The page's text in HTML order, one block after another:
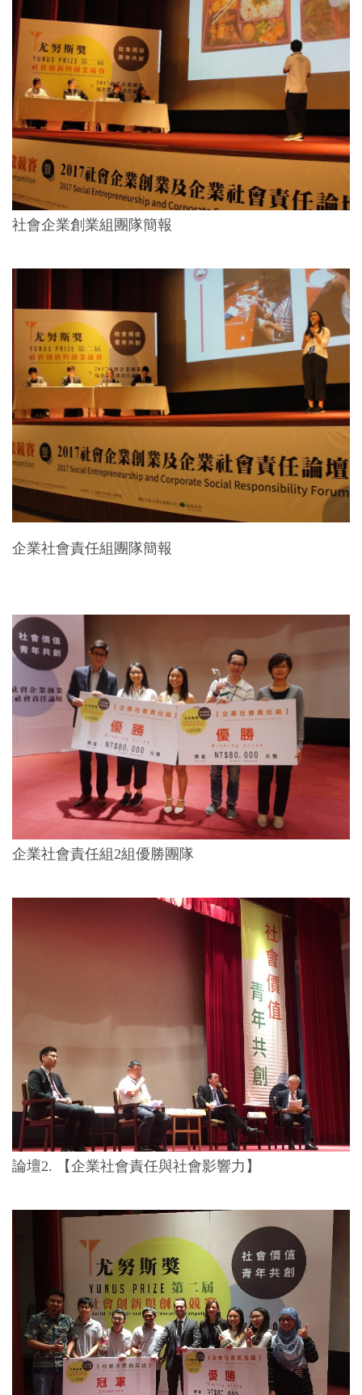
社會企業創業組團隊簡報
企業社會責任組團隊簡報
企業社會責任組2組優勝團隊
論壇2. 【企業社會責任與社會影響力】